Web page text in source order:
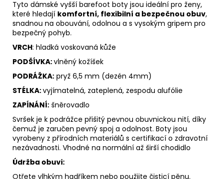
Tyto dámské vyšší barefoot boty jsou ideální pro ženy,
které hledají komfortní, flexibilní a bezpečnou obuv,
snadnou na obouvání, odolnou a s vysokým gripem pro
bezpečný pohyb.
VRCH: hladká voskovaná kůže
PODŠÍVKA:vlněný kožíšek
PODRÁŽKA: pryž 6,5 mm (dezén 4mm)
STÉLKA:vyjímatelná, zateplená, zespodu alufólie
ZAPÍNÁNÍ: šněrovadlo
Svršek je k podrážce přišitý pevnou obuvnickou nití, díky
čemuž je zaručen pevný spoj a odolnost. Boty jsou
vyrobeny z přírodních materiálů s certifikací o zdravotní
nezávadnosti. Vhodné na normální až širší chodidlo
Údržba obuvi:
Otřete vlhkým hadříkem nebo použijte čisticí pěnu.